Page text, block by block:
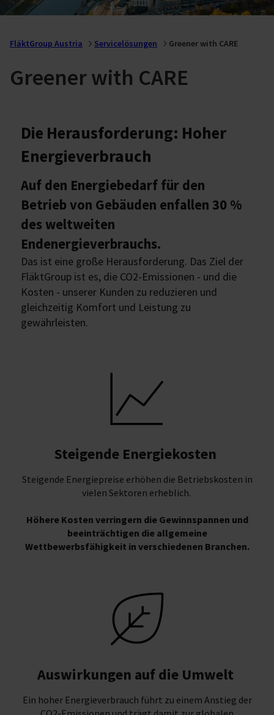
FläktGroup Austria Servicelösungen Greener with CARE
Greener with CARE
Die Herausforderung: Hoher
Energieverbrauch
Auf den Energiebedarf für den
Betrieb von Gebäuden enfallen 30 %
des weltweiten
Endenergieverbrauchs.
Das ist eine große Herausforderung. Das Ziel der
FläktGroup ist es, die CO2-Emissionen - und die
Kosten - unserer Kunden zu reduzieren und
gleichzeitig Komfort und Leistung zu
gewährleisten.
Steigende Energiekosten
Steigende Energiepreise erhöhen die Betriebskosten in
vielen Sektoren erheblich.
Höhere Kosten verringern die Gewinnspannen und
beeinträchtigen die allgemeine
Wettbewerbsfähigkeit in verschiedenen Branchen.
Auswirkungen auf die Umwelt
Ein hoher Energieverbrauch führt zu einem Anstieg der